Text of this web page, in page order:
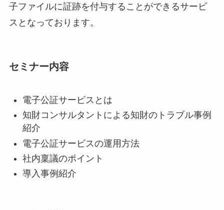
子ファイルに証跡を付与することができるサービ
スとなっております。
セミナー内容
電子公証サービスとは
知財コンサルタントによる知財のトラブル事例
紹介
電子公証サービスの運用方法
社内稟議のポイント
導入事例紹介